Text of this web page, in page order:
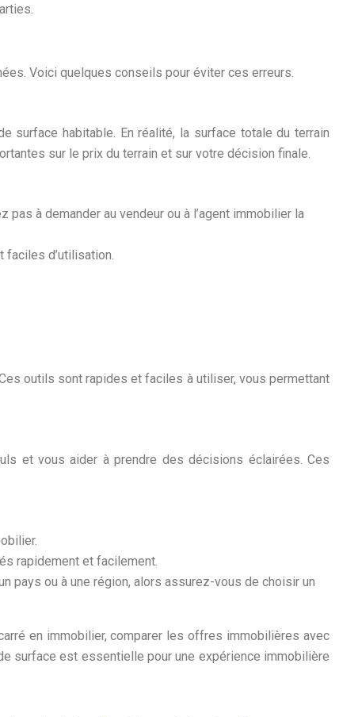
Voici quelques conseils pour éviter ces erreurs.
surface habitable. En réalité, la surface totale du terrain
sur le prix du terrain et sur votre décision finale.
à demander au vendeur ou à l’agent immobilier la
d’utilisation.
outils sont rapides et faciles à utiliser, vous permettant
et vous aider à prendre des décisions éclairées. Ces
rapidement et facilement.
pays ou à une région, alors assurez-vous de choisir un
en immobilier, comparer les offres immobilières avec
surface est essentielle pour une expérience immobilière